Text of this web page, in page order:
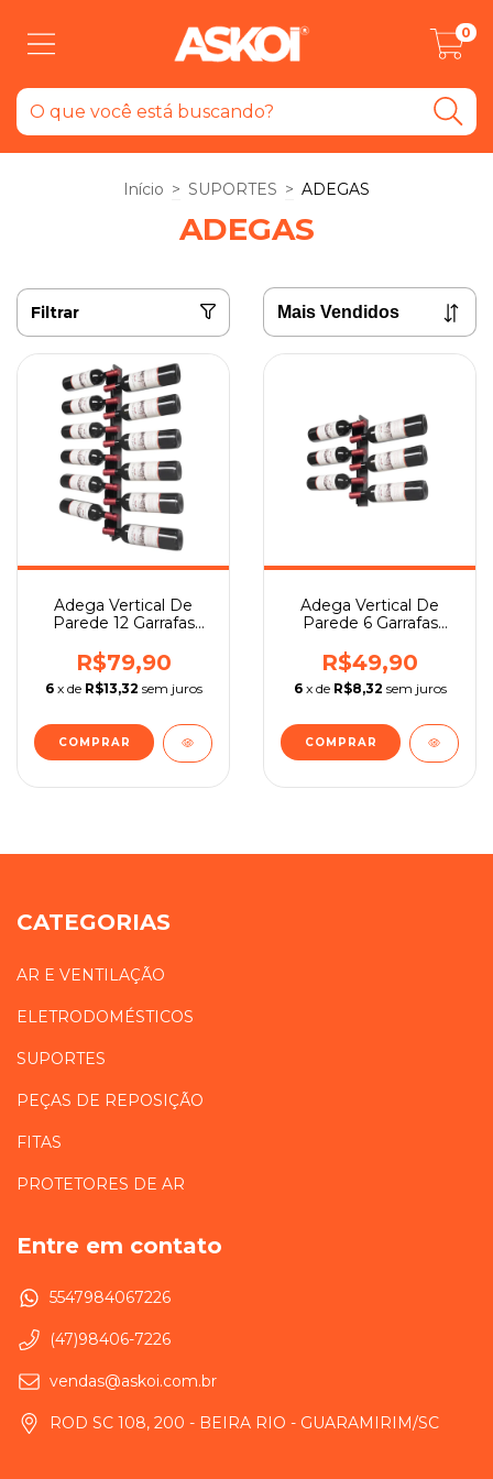
0
Início > SUPORTES > ADEGAS
ADEGAS
Filtrar
Adega Vertical De
Parede 12 Garrafas
R$79,90
6 x de R$13,32 sem juros
Adega Vertical De
Parede 6 Garrafas
R$49,90
6 x de R$8,32 sem juros
CATEGORIAS
AR E VENTILAÇÃO
ELETRODOMÉSTICOS
SUPORTES
PEÇAS DE REPOSIÇÃO
FITAS
PROTETORES DE AR
Entre em contato
5547984067226
(47)98406-7226
vendas@askoi.com.br
ROD SC 108, 200 - BEIRA RIO - GUARAMIRIM/SC